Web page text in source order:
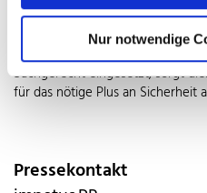
Nur notwendige
zuverlässig belastbar. Die
machen das Equipment aus
Sportler in den Bergen zum
Sachgerecht eingesetzt, sorgt
für das nötige Plus an Sicherheit
Pressekontakt